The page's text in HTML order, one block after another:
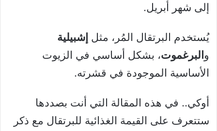
إلى شهر أبريل.
يُستخدم البرتقال المُر، مثل إشبيلية
والبرغموت، بشكل أساسي في الزيوت
الأساسية الموجودة في قشرته.
أوكي.. في هذه المقالة التي أنت بصددها
ستتعرف على القيمة الغذائية للبرتقال مع ذكر